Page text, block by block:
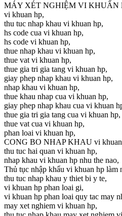
MÁY XÉT NGHIỆM VI KHUẨN
vi khuan hp,
thu tuc nhap khau vi khuan hp,
hs code cua vi khuan hp,
hs code vi khuan hp,
thue nhap khau vi khuan hp,
thue vat vi khuan hp,
thue gia tri gia tang vi khuan hp,
giay phep nhap khau vi khuan hp,
nhap khau vi khuan hp,
thue khau nhap cua vi khuan hp,
giay phep nhap khau cua vi khuan
thue gia tri gia tang cua vi khuan hp,
thue vat cua vi khuan hp,
phan loai vi khuan hp,
CONG BO NHAP KHAU vi
thu tuc hai quan vi khuan hp,
nhap khau vi khuan hp nhu the nao,
Thủ tục nhập khẩu vi khuan hp làm
thu tuc nhap khau y thiet bi y te,
vi khuan hp phan loai gi,
vi khuan hp phan loai quy tac
may xet nghiem vi khuan hp,